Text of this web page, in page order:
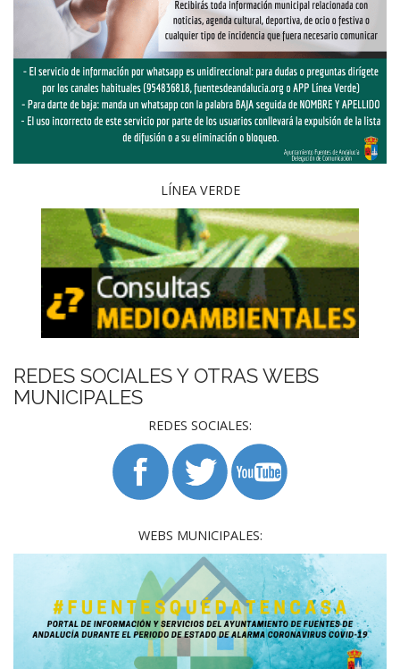
LÍNEA VERDE
REDES SOCIALES Y OTRAS WEBS
MUNICIPALES
REDES SOCIALES:
WEBS MUNICIPALES: